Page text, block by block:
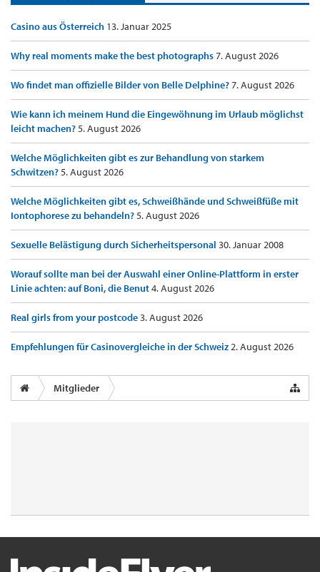
Casino aus Österreich 13. Januar 2025
Why real moments make the best photographs7. August 2026
Wo findet man offizielle Bilder von Belle Delphine?7. August 2026
Wie kann ich meinem Hund die Eingewöhnung im Urlaub möglichst
leicht machen?5. August 2026
Welche Möglichkeiten gibt es zur Behandlung von starkem
Schwitzen?5. August 2026
Welche Möglichkeiten gibt es, Schweißhände und Schweißfüße mit
Iontophorese zu behandeln?5. August 2026
Sexuelle Belästigung durch Sicherheitspersonal 30. Januar 2008
Worauf sollte man bei der Auswahl einer Online-Plattform in erster
Linie achten: auf Boni, die Benut4. August 2026
Real girls from your postcode3. August 2026
Empfehlungen für Casinovergleiche in der Schweiz2. August 2026
Mitglieder